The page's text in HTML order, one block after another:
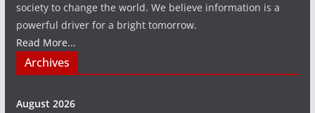
society to change the world. We believe information is a
powerful driver for a bright tomorrow.
Read More...
Archives
August 2026